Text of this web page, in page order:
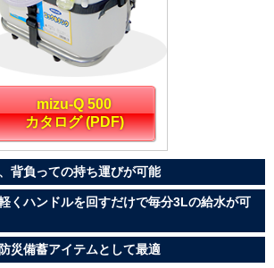
mizu-Q 500
カタログ (PDF)
背負っての持ち運びが可能
くハンドルを回すだけで毎分3Lの給水が可
災備蓄アイテムとして最適